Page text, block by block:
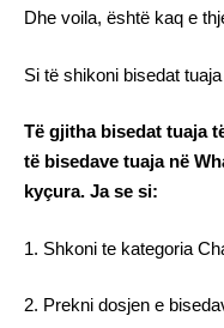
Dhe voila, është kaq e
Si të shikoni bisedat
Të gjitha bisedat tuaja
të bisedave tuaja në
kyçura. Ja se si:
1. Shkoni te kategoria
2. Prekni dosjen e